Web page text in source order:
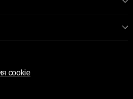
cookie